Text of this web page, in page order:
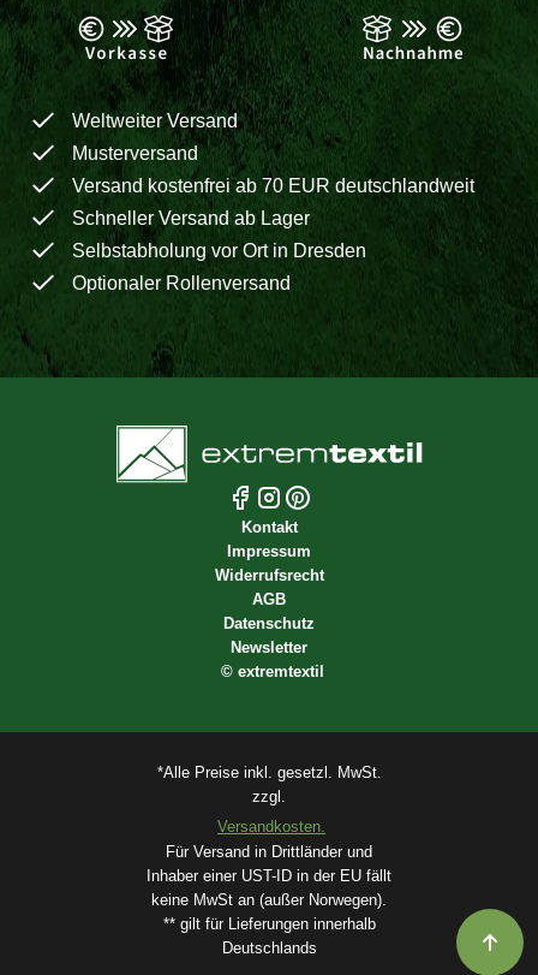
Weltweiter Versand
Musterversand
Versand kostenfrei ab 70 EUR deutschlandweit
Schneller Versand ab Lager
Selbstabholung vor Ort in Dresden
Optionaler Rollenversand
Kontakt
Impressum
Widerrufsrecht
AGB
Datenschutz
Newsletter
© extremtextil
*Alle Preise inkl. gesetzl. MwSt.
zzgl.
Versandkosten.
Für Versand in Drittländer und
Inhaber einer UST-ID in der EU fällt
keine MwSt an (außer Norwegen).
** gilt für Lieferungen innerhalb
Deutschlands